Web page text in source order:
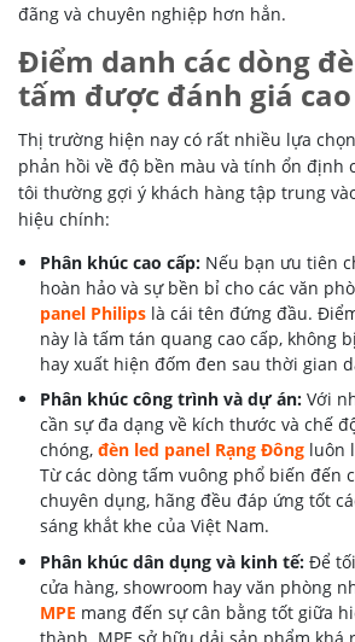
đãng và chuyên nghiệp hơn hẳn.
Điểm danh các dòng
tấm được đánh giá
Thị trường hiện nay có rất nhiều lựa
phản hồi về độ bền màu và tính ổn định
tôi thường gợi ý khách hàng tập trung
hiệu chính:
Phân khúc cao cấp: Nếu bạn ưu tiên
hoàn hảo và sự bền bỉ cho các văn
panel Philips là cái tên đứng đầu.
này là tấm tán quang cao cấp, không
hay xuất hiện đốm đen sau thời gian
Phân khúc công trình và dự án: Với
cần sự đa dạng về kích thước và chế
chóng,đèn led panel Rạng Đông luôn
Từ các dòng tấm vuông phổ biến đến
chuyên dụng, hãng đều đáp ứng tốt
sáng khắt khe của Việt Nam.
Phân khúc dân dụng và kinh tế: Để
cửa hàng, showroom hay văn phòng
MPE mang đến sự cân bằng tốt giữa